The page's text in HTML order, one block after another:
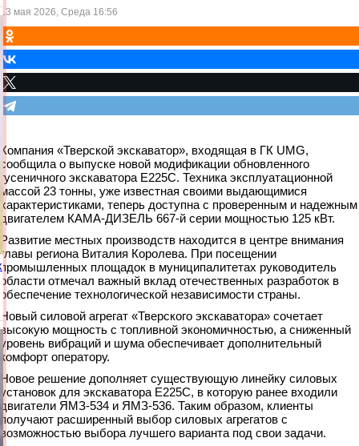
13 мая 2026, Среда 16:56
Компания «Тверской экскаватор», входящая в ГК UMG,
сообщила о выпуске новой модификации обновленного
гусеничного экскаватора E225C. Техника эксплуатационной
массой 23 тонны, уже известная своими выдающимися
характеристиками, теперь доступна с проверенным и надежным
двигателем КАМА-ДИЗЕЛЬ 667-й серии мощностью 125 кВт.
Развитие местных производств находится в центре внимания
главы региона Виталия Королева. При посещении
промышленных площадок в муниципалитетах руководитель
области отмечал важный вклад отечественных разработок в
обеспечение технологической независимости страны.
Новый силовой агрегат «Тверского экскаватора» сочетает
высокую мощность с топливной экономичностью, а сниженный
уровень вибраций и шума обеспечивает дополнительный
комфорт оператору.
Новое решение дополняет существующую линейку силовых
установок для экскаватора E225C, в которую ранее входили
двигатели ЯМЗ-534 и ЯМЗ-536. Таким образом, клиенты
получают расширенный выбор силовых агрегатов с
возможностью выбора лучшего варианта под свои задачи.